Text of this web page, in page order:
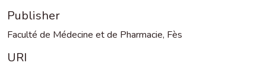
Publisher
Faculté de Médecine et de Pharmacie, Fès
URI